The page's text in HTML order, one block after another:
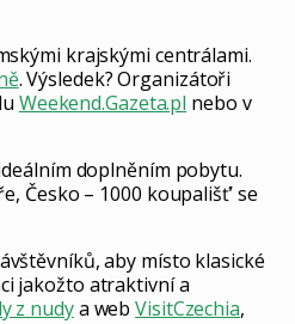
krajskými centrálami.
. Výsledek? Organizátoři
Weekend.Gazeta.pl nebo v
doplněním pobytu.
Česko – 1000 koupališť’ se
aby místo klasické
jakožto atraktivní a
z nudya webVisitCzechia,